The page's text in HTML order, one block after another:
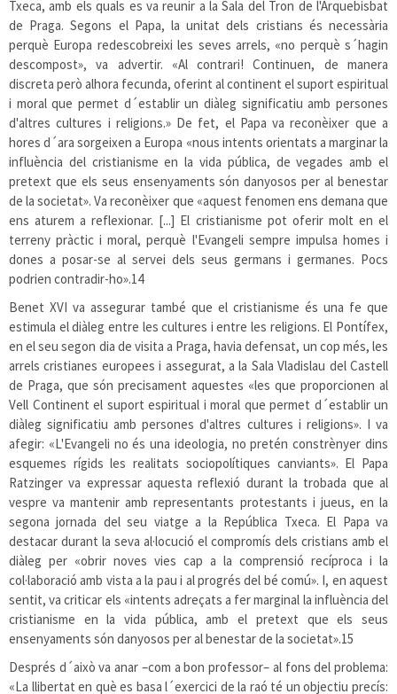
Txeca, amb els quals es va reunir a la Sala del Tron de l'Arquebisbat
de Praga. Segons el Papa, la unitat dels cristians és necessària
perquè Europa redescobreixi les seves arrels, «no perquè s´hagin
descompost», va advertir. «Al contrari! Continuen, de manera
discreta però alhora fecunda, oferint al continent el suport espiritual
i moral que permet d´establir un diàleg significatiu amb persones
d'altres cultures i religions.» De fet, el Papa va reconèixer que a
hores d´ara sorgeixen a Europa «nous intents orientats a marginar la
influència del cristianisme en la vida pública, de vegades amb el
pretext que els seus ensenyaments són danyosos per al benestar
de la societat». Va reconèixer que «aquest fenomen ens demana que
ens aturem a reflexionar. [...] El cristianisme pot oferir molt en el
terreny pràctic i moral, perquè l'Evangeli sempre impulsa homes i
dones a posar-se al servei dels seus germans i germanes. Pocs
podrien contradir-ho».14
Benet XVI va assegurar també que el cristianisme és una fe que
estimula el diàleg entre les cultures i entre les religions. El Pontífex,
en el seu segon dia de visita a Praga, havia defensat, un cop més, les
arrels cristianes europees i assegurat, a la Sala Vladislau del Castell
de Praga, que són precisament aquestes «les que proporcionen al
Vell Continent el suport espiritual i moral que permet d´establir un
diàleg significatiu amb persones d'altres cultures i religions». I va
afegir: «L'Evangeli no és una ideologia, no pretén constrènyer dins
esquemes rígids les realitats sociopolítiques canviants». El Papa
Ratzinger va expressar aquesta reflexió durant la trobada que al
vespre va mantenir amb representants protestants i jueus, en la
segona jornada del seu viatge a la República Txeca. El Papa va
destacar durant la seva al·locució el compromís dels cristians amb el
diàleg per «obrir noves vies cap a la comprensió recíproca i la
col·laboració amb vista a la pau i al progrés del bé comú». I, en aquest
sentit, va criticar els «intents adreçats a fer marginal la influència del
cristianisme en la vida pública, amb el pretext que els seus
ensenyaments són danyosos per al benestar de la societat».15
Després d´això va anar –com a bon professor– al fons del problema:
«La llibertat en què es basa l´exercici de la raó té un objectiu precís: